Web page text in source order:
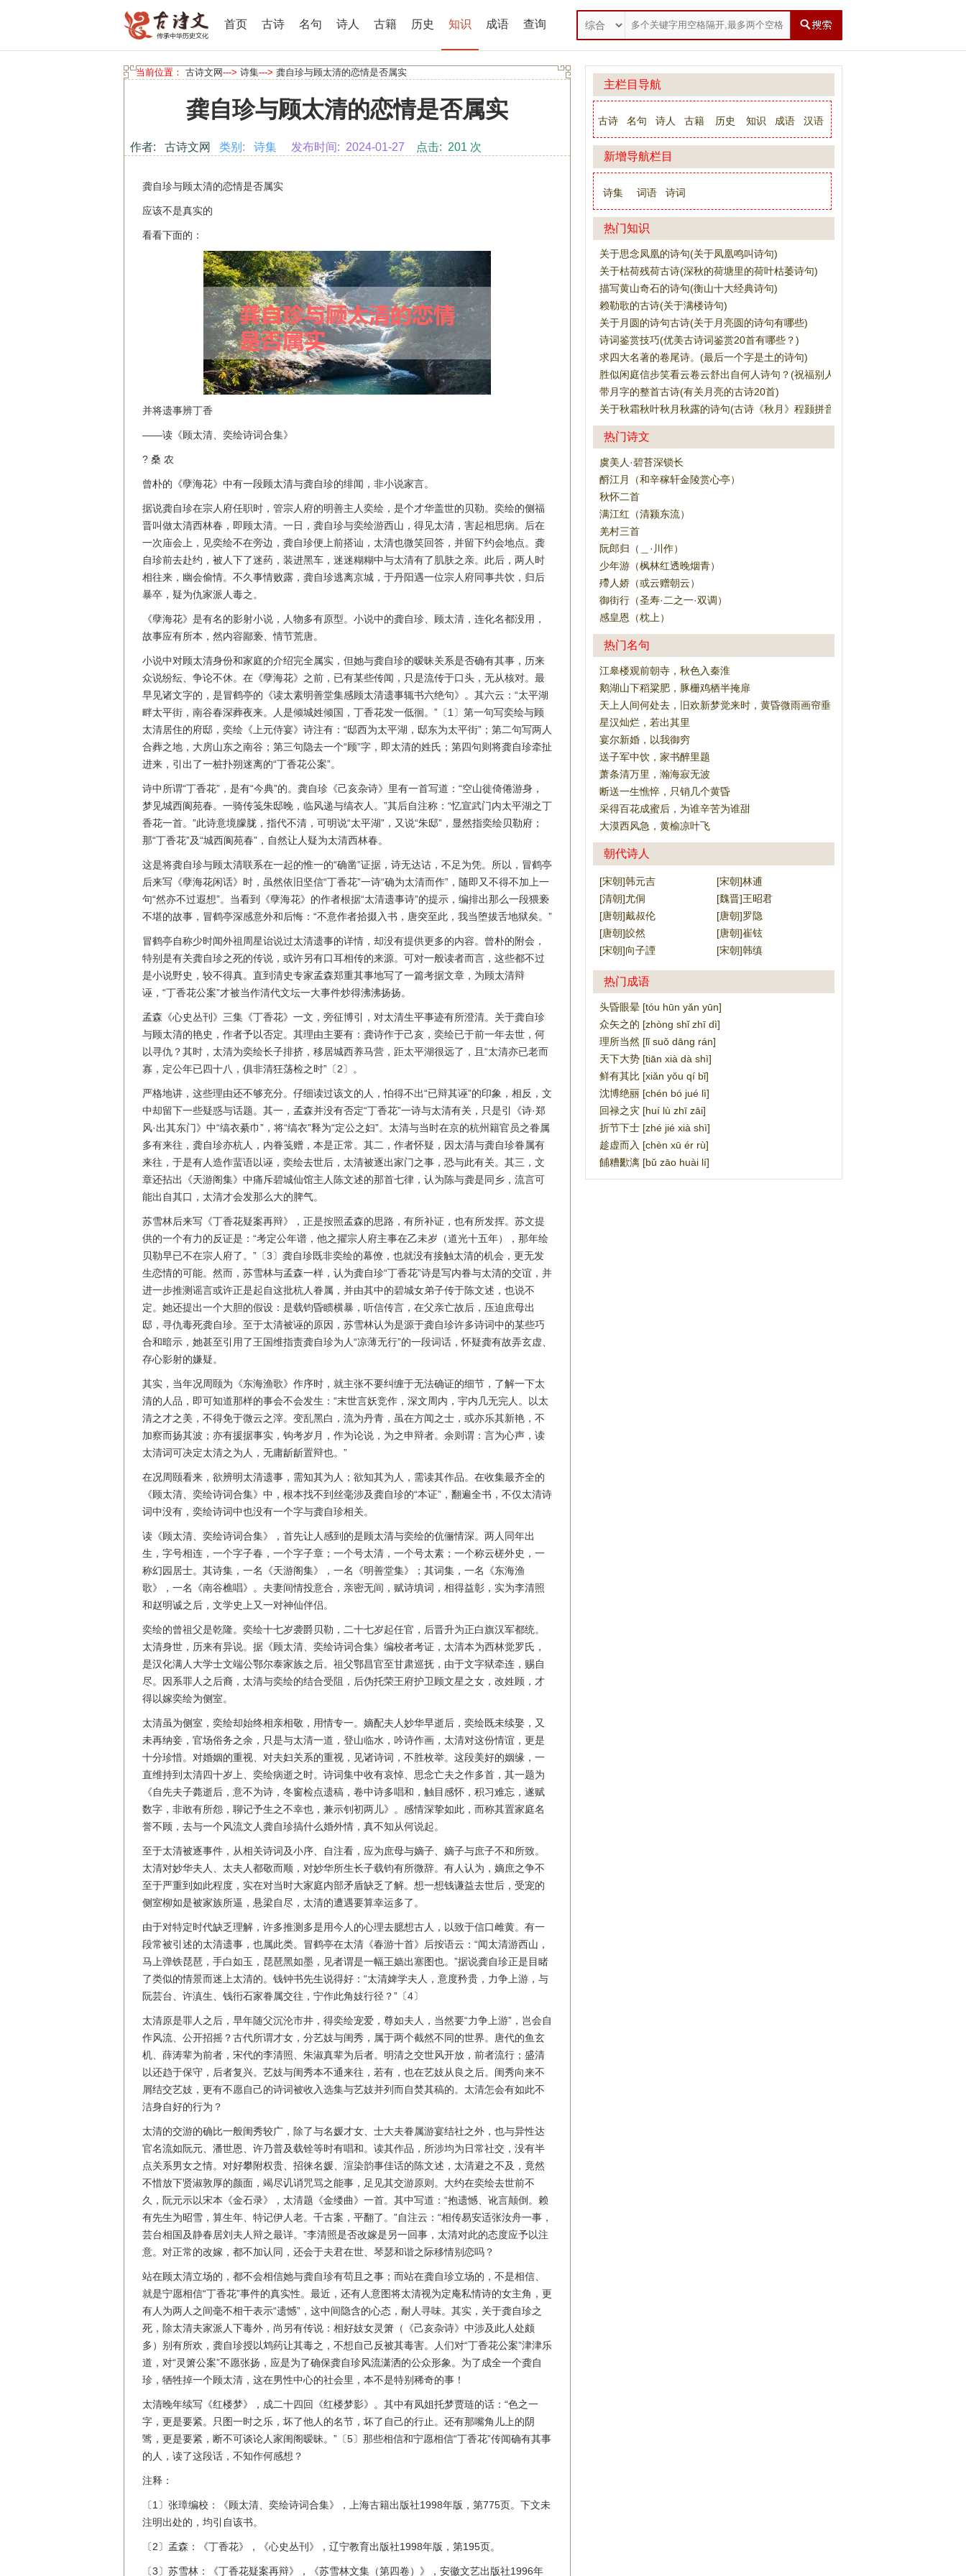
首页 古诗 名句 诗人 古籍 历史 知识 成语 查询
当前位置： 古诗文网---> 诗集---> 龚自珍与顾太清的恋情是否属实
龚自珍与顾太清的恋情是否属实
作者: 古诗文网 类别: 诗集 发布时间: 2024-01-27 点击: 201 次
龚自珍与顾太清的恋情是否属实
应该不是真实的
看看下面的：
并将遗事辨丁香
——读《顾太清、奕绘诗词合集》
? 桑 农
曾朴的《孽海花》中有一段顾太清与龚自珍的绯闻，非小说家言。
据说龚自珍在宗人府任职时，管宗人府的明善主人奕绘，是个才华盖世的贝勒。奕绘的侧福
晋叫做太清西林春，即顾太清。一日，龚自珍与奕绘游西山，得见太清，害起相思病。后在
一次庙会上，见奕绘不在旁边，龚自珍便上前搭讪，太清也微笑回答，并留下约会地点。龚
自珍前去赴约，被人下了迷药，装进黑车，迷迷糊糊中与太清有了肌肤之亲。此后，两人时
相往来，幽会偷情。不久事情败露，龚自珍逃离京城，于丹阳遇一位宗人府同事共饮，归后
暴卒，疑为仇家派人毒之。
《孽海花》是有名的影射小说，人物多有原型。小说中的龚自珍、顾太清，连化名都没用，
故事应有所本，然内容鄙亵、情节荒唐。
小说中对顾太清身份和家庭的介绍完全属实，但她与龚自珍的暧昧关系是否确有其事，历来
众说纷纭、争论不休。在《孽海花》之前，已有某些传闻，只是流传于口头，无从核对。最
早见诸文字的，是冒鹤亭的《读太素明善堂集感顾太清遗事辄书六绝句》。其六云：“太平湖
畔太平街，南谷春深葬夜来。人是倾城姓倾国，丁香花发一低徊。”〔1〕第一句写奕绘与顾
太清居住的府邸，奕绘《上元侍宴》诗注有：“邸西为太平湖，邸东为太平街”；第二句写两人
合葬之地，大房山东之南谷；第三句隐去一个“顾”字，即太清的姓氏；第四句则将龚自珍牵扯
进来，引出了一桩扑朔迷离的“丁香花公案”。
诗中所谓“丁香花”，是有“今典”的。龚自珍《己亥杂诗》里有一首写道：“空山徙倚倦游身，
梦见城西阆苑春。一骑传笺朱邸晚，临风递与缟衣人。”其后自注称：“忆宣武门内太平湖之丁
香花一首。”此诗意境朦胧，指代不清，可明说“太平湖”，又说“朱邸”，显然指奕绘贝勒府；
那“丁香花”及“城西阆苑春”，自然让人疑为太清西林春。
这是将龚自珍与顾太清联系在一起的惟一的“确凿”证据，诗无达诂，不足为凭。所以，冒鹤亭
后来写《孽海花闲话》时，虽然依旧坚信“丁香花”一诗“确为太清而作”，随即又不得不加上一
句“然亦不过遐想”。当看到《孽海花》的作者根据“太清遗事诗”的提示，编排出那么一段猥亵
不堪的故事，冒鹤亭深感意外和后悔：“不意作者拾掇入书，唐突至此，我当堕拔舌地狱矣。”
冒鹤亭自称少时闻外祖周星诒说过太清遗事的详情，却没有提供更多的内容。曾朴的附会，
特别是有关龚自珍之死的传说，或许另有口耳相传的来源。可对一般读者而言，这些都不过
是小说野史，较不得真。直到清史专家孟森郑重其事地写了一篇考据文章，为顾太清辩
诬，“丁香花公案”才被当作清代文坛一大事件炒得沸沸扬扬。
孟森《心史丛刊》三集《丁香花》一文，旁征博引，对太清生平事迹有所澄清。关于龚自珍
与顾太清的艳史，作者予以否定。其理由主要有：龚诗作于己亥，奕绘已于前一年去世，何
以寻仇？其时，太清为奕绘长子排挤，移居城西养马营，距太平湖很远了，且“太清亦已老而
寡，定公年已四十八，俱非清狂荡检之时”〔2〕。
严格地讲，这些理由还不够充分。仔细读过该文的人，怕得不出“已辩其诬”的印象，相反，文
中却留下一些疑惑与话题。其一，孟森并没有否定“丁香花”一诗与太清有关，只是引《诗·郑
风·出其东门》中“缟衣綦巾”，将“缟衣”释为“定公之妇”。太清与当时在京的杭州籍官员之眷属
多有来往，龚自珍亦杭人，内眷笺赠，本是正常。其二，作者怀疑，因太清与龚自珍眷属有
来往，于是有人造作蜚语以诬，奕绘去世后，太清被逐出家门之事，恐与此有关。其三，文
章还拈出《天游阁集》中痛斥碧城仙馆主人陈文述的那首七律，认为陈与龚是同乡，流言可
能出自其口，太清才会发那么大的脾气。
苏雪林后来写《丁香花疑案再辩》，正是按照孟森的思路，有所补证，也有所发挥。苏文提
供的一个有力的反证是：“考定公年谱，他之擢宗人府主事在乙未岁（道光十五年），那年绘
贝勒早已不在宗人府了。”〔3〕龚自珍既非奕绘的幕僚，也就没有接触太清的机会，更无发
生恋情的可能。然而，苏雪林与孟森一样，认为龚自珍“丁香花”诗是写内眷与太清的交谊，并
进一步推测谣言或许正是起自这批杭人眷属，并由其中的碧城女弟子传于陈文述，也说不
定。她还提出一个大胆的假设：是载钧昏瞆横暴，听信传言，在父亲亡故后，压迫庶母出
邸，寻仇毒死龚自珍。至于太清被诬的原因，苏雪林认为是源于龚自珍许多诗词中的某些巧
合和暗示，她甚至引用了王国维指责龚自珍为人“凉薄无行”的一段词话，怀疑龚有故弄玄虚、
存心影射的嫌疑。
其实，当年况周颐为《东海渔歌》作序时，就主张不要纠缠于无法确证的细节，了解一下太
清的人品，即可知道那样的事会不会发生：“末世言妖竞作，深文周内，宇内几无完人。以太
清之才之美，不得免于微云之滓。变乱黑白，流为丹青，虽在方闻之士，或亦乐其新艳，不
加察而扬其波；亦有援据事实，钩考岁月，作为论说，为之申辩者。余则谓：言为心声，读
太清词可决定太清之为人，无庸龂龂置辩也。”
在况周颐看来，欲辨明太清遗事，需知其为人；欲知其为人，需读其作品。在收集最齐全的
《顾太清、奕绘诗词合集》中，根本找不到丝毫涉及龚自珍的“本证”，翻遍全书，不仅太清诗
词中没有，奕绘诗词中也没有一个字与龚自珍相关。
读《顾太清、奕绘诗词合集》，首先让人感到的是顾太清与奕绘的伉俪情深。两人同年出
生，字号相连，一个字子春，一个字子章；一个号太清，一个号太素；一个称云槎外史，一
称幻园居士。其诗集，一名《天游阁集》，一名《明善堂集》；其词集，一名《东海渔
歌》，一名《南谷樵唱》。夫妻间情投意合，亲密无间，赋诗填词，相得益彰，实为李清照
和赵明诚之后，文学史上又一对神仙伴侣。
奕绘的曾祖父是乾隆。奕绘十七岁袭爵贝勒，二十七岁起任官，后晋升为正白旗汉军都统。
太清身世，历来有异说。据《顾太清、奕绘诗词合集》编校者考证，太清本为西林觉罗氏，
是汉化满人大学士文端公鄂尔泰家族之后。祖父鄂昌官至甘肃巡抚，由于文字狱牵连，赐自
尽。因系罪人之后裔，太清与奕绘的结合受阻，后伪托荣王府护卫顾文星之女，改姓顾，才
得以嫁奕绘为侧室。
太清虽为侧室，奕绘却始终相亲相敬，用情专一。嫡配夫人妙华早逝后，奕绘既未续娶，又
未再纳妾，官场俗务之余，只是与太清一道，登山临水，吟诗作画，太清对这份情谊，更是
十分珍惜。对婚姻的重视、对夫妇关系的重视，见诸诗词，不胜枚举。这段美好的姻缘，一
直维持到太清四十岁上、奕绘病逝之时。诗词集中收有哀悼、思念亡夫之作多首，其一题为
《自先夫子薨逝后，意不为诗，冬窗检点遗稿，卷中诗多唱和，触目感怀，积习难忘，遂赋
数字，非敢有所怨，聊记予生之不幸也，兼示钊初两儿》。感情深挚如此，而称其置家庭名
誉不顾，去与一个风流文人龚自珍搞什么婚外情，真不知从何说起。
至于太清被逐事件，从相关诗词及小序、自注看，应为庶母与嫡子、嫡子与庶子不和所致。
太清对妙华夫人、太夫人都敬而顺，对妙华所生长子载钧有所微辞。有人认为，嫡庶之争不
至于严重到如此程度，实在对当时大家庭内部矛盾缺乏了解。想一想钱谦益去世后，受宠的
侧室柳如是被家族所逼，悬梁自尽，太清的遭遇要算幸运多了。
由于对特定时代缺乏理解，许多推测多是用今人的心理去臆想古人，以致于信口雌黄。有一
段常被引述的太清遗事，也属此类。冒鹤亭在太清《春游十首》后按语云：“闻太清游西山，
马上弹铁琵琶，手白如玉，琵琶黑如墨，见者谓是一幅王嫱出塞图也。”据说龚自珍正是目睹
了类似的情景而迷上太清的。钱钟书先生说得好：“太清婢学夫人，意度矜贵，力争上游，与
阮芸台、许滇生、钱衎石家眷属交往，宁作此角妓行径？”〔4〕
太清原是罪人之后，早年随父沉沦市井，得奕绘宠爱，尊如夫人，当然要“力争上游”，岂会自
作风流、公开招摇？古代所谓才女，分艺妓与闺秀，属于两个截然不同的世界。唐代的鱼玄
机、薛涛辈为前者，宋代的李清照、朱淑真辈为后者。明清之交世风开放，前者流行；盛清
以还趋于保守，后者复兴。艺妓与闺秀本不通来往，若有，也在艺妓从良之后。闺秀向来不
屑结交艺妓，更有不愿自己的诗词被收入选集与艺妓并列而自焚其稿的。太清怎会有如此不
洁身自好的行为？
太清的交游的确比一般闺秀较广，除了与名媛才女、士大夫眷属游宴结社之外，也与异性达
官名流如阮元、潘世恩、许乃普及载铨等时有唱和。读其作品，所涉均为日常社交，没有半
点关系男女之情。对好攀附权贵、招徕名媛、渲染韵事佳话的陈文述，太清避之不及，竟然
不惜放下贤淑敦厚的颜面，竭尽讥诮咒骂之能事，足见其交游原则。大约在奕绘去世前不
久，阮元示以宋本《金石录》，太清题《金缕曲》一首。其中写道：“抱遗憾、讹言颠倒。赖
有先生为昭雪，算生年、特记伊人老。千古案，平翻了。”自注云：“相传易安适张汝舟一事，
芸台相国及静春居刘夫人辩之最详。”李清照是否改嫁是另一回事，太清对此的态度应予以注
意。对正常的改嫁，都不加认同，还会于夫君在世、琴瑟和谐之际移情别恋吗？
站在顾太清立场的，都不会相信她与龚自珍有苟且之事；而站在龚自珍立场的，不是相信、
就是宁愿相信“丁香花”事件的真实性。最近，还有人意图将太清视为定庵私情诗的女主角，更
有人为两人之间毫不相干表示“遗憾”，这中间隐含的心态，耐人寻味。其实，关于龚自珍之
死，除太清夫家派人下毒外，尚另有传说：相好妓女灵箫（《己亥杂诗》中涉及此人处颇
多）别有所欢，龚自珍授以鸩药让其毒之，不想自己反被其毒害。人们对“丁香花公案”津津乐
道，对“灵箫公案”不愿张扬，应是为了确保龚自珍风流潇洒的公众形象。为了成全一个龚自
珍，牺牲掉一个顾太清，这在男性中心的社会里，本不是特别稀奇的事！
太清晚年续写《红楼梦》，成二十四回《红楼梦影》。其中有凤姐托梦贾琏的话：“色之一
字，更是要紧。只图一时之乐，坏了他人的名节，坏了自己的行止。还有那嘴角儿上的阴
骘，更是要紧，断不可谈论人家闺阁暧昧。”〔5〕那些相信和宁愿相信“丁香花”传闻确有其事
的人，读了这段话，不知作何感想？
注释：
〔1〕张璋编校：《顾太清、奕绘诗词合集》，上海古籍出版社1998年版，第775页。下文未
注明出处的，均引自该书。
〔2〕孟森：《丁香花》，《心史丛刊》，辽宁教育出版社1998年版，第195页。
〔3〕苏雪林：《丁香花疑案再辩》，《苏雪林文集（第四卷）》，安徽文艺出版社1996年
主栏目导航
古诗 名句 诗人 古籍 历史 知识 成语 汉语
新增导航栏目
诗集 词语 诗词
热门知识
关于思念凤凰的诗句(关于凤凰鸣叫诗句)
关于枯荷残荷古诗(深秋的荷塘里的荷叶枯萎诗句)
描写黄山奇石的诗句(衡山十大经典诗句)
赖勒歌的古诗(关于满楼诗句)
关于月圆的诗句古诗(关于月亮圆的诗句有哪些)
诗词鉴赏技巧(优美古诗词鉴赏20首有哪些？)
求四大名著的卷尾诗。(最后一个字是土的诗句)
胜似闲庭信步笑看云卷云舒出自何人诗句？(祝福别人出门顺利的诗句)
带月字的整首古诗(有关月亮的古诗20首)
关于秋霜秋叶秋月秋露的诗句(古诗《秋月》程颢拼音)
热门诗文
虞美人·碧苔深锁长
酹江月（和辛稼轩金陵赏心亭）
秋怀二首
满江红（清颍东流）
羌村三首
阮郎归（＿·川作）
少年游（枫林红透晚烟青）
殢人娇（或云赠朝云）
御街行（圣寿·二之一·双调）
感皇恩（枕上）
热门名句
江皋楼观前朝寺，秋色入秦淮
鹅湖山下稻粱肥，豚栅鸡栖半掩扉
天上人间何处去，旧欢新梦觉来时，黄昏微雨画帘垂
星汉灿烂，若出其里
宴尔新婚，以我御穷
送子军中饮，家书醉里题
萧条清万里，瀚海寂无波
断送一生憔悴，只销几个黄昏
采得百花成蜜后，为谁辛苦为谁甜
大漠西风急，黄榆凉叶飞
朝代诗人
[宋朝]韩元吉
[宋朝]林逋
[清朝]尤侗
[魏晋]王昭君
[唐朝]戴叔伦
[唐朝]罗隐
[唐朝]皎然
[唐朝]崔铉
[宋朝]向子諲
[宋朝]韩缜
热门成语
头昏眼晕 [tóu hūn yǎn yūn]
众矢之的 [zhòng shǐ zhī dì]
理所当然 [lǐ suǒ dāng rán]
天下大势 [tiān xià dà shì]
鲜有其比 [xiǎn yǒu qí bǐ]
沈博绝丽 [chén bó jué lì]
回禄之灾 [huí lù zhī zāi]
折节下士 [zhé jié xià shì]
趁虚而入 [chèn xū ér rù]
餔糟歠漓 [bǔ zāo huài lí]